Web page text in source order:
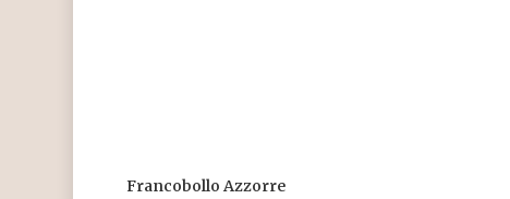
Francobollo Azzorre